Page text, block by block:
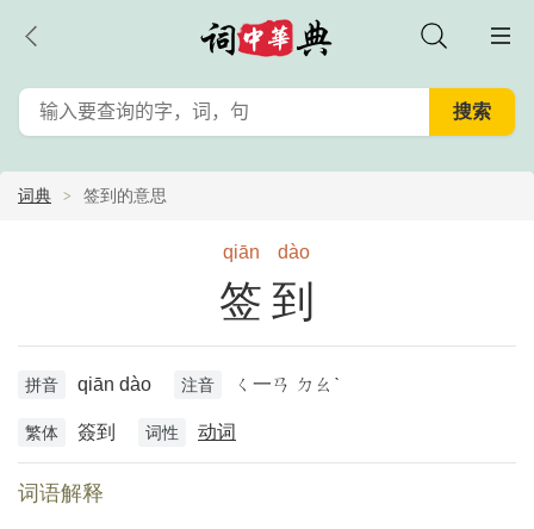
词典 签到的意思
qiān dào
签到
拼音 qiān dào 注音 ㄑ一ㄢ ㄉㄠˋ
繁体 簽到 词性 动词
词语解释